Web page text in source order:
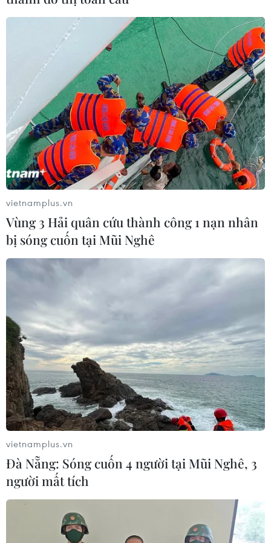
TIN CÙNG CHUYÊN MỤC
Cộng hòa Dân chủ Congo ghi nhận
hơn 300 trẻ em tử vong do Ebola
vietnamplus.vn
Vùng 3 Hải quân cứu thành công 1 nạn nhân
bị sóng cuốn tại Mũi Nghê
vietnamplus.vn
Đà Nẵng: Sóng cuốn 4 người tại Mũi Nghê, 3
người mất tích